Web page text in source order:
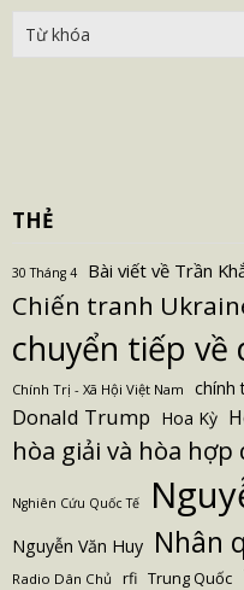
THẺ
30 Tháng 4 Bài viết về Trần
Chiến tranh
chuyển tiếp về
Chính Trị - Xã Hội Việt Nam chính
Donald Trump Hoa Kỳ
hòa giải và hòa hợp
Nghiên Cứu Quốc Tế
Nguyễn Văn Huy Nhân
Radio Dân Chủ rfi Trung Quốc